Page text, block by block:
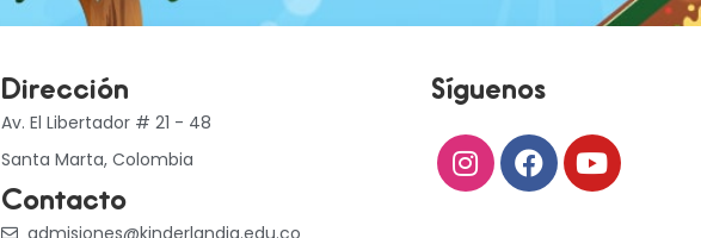
Dirección
Av. El Libertador # 21 - 48
Santa Marta, Colombia
Contacto
admisiones@kinderlandia.edu.co
Síguenos